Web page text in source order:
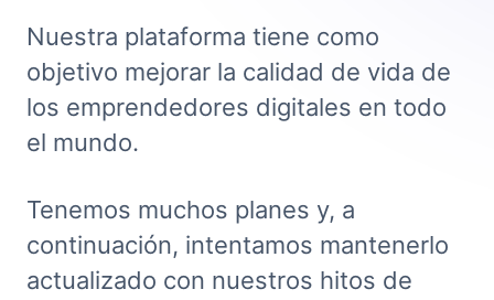
Nuestra plataforma tiene como
objetivo mejorar la calidad de vida de
los emprendedores digitales en todo
el mundo.
Tenemos muchos planes y, a
continuación, intentamos mantenerlo
actualizado con nuestros hitos de